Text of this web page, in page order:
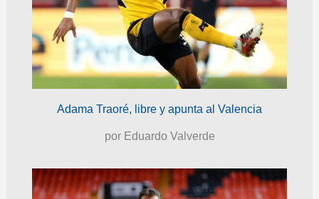
Adama Traoré, libre y apunta al Valencia
por Eduardo Valverde